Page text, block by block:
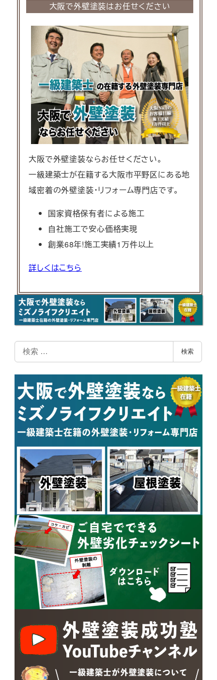
大阪で外壁塗装はお任せください
大阪で外壁塗装ならお任せください。
一級建築士が在籍する大阪市平野区にある地
域密着の外壁塗装・リフォーム専門店です。
国家資格保有者による施工
自社施工で安心価格実現
創業68年!施工実績1万件以上
詳しくはこちら
検
索
検索